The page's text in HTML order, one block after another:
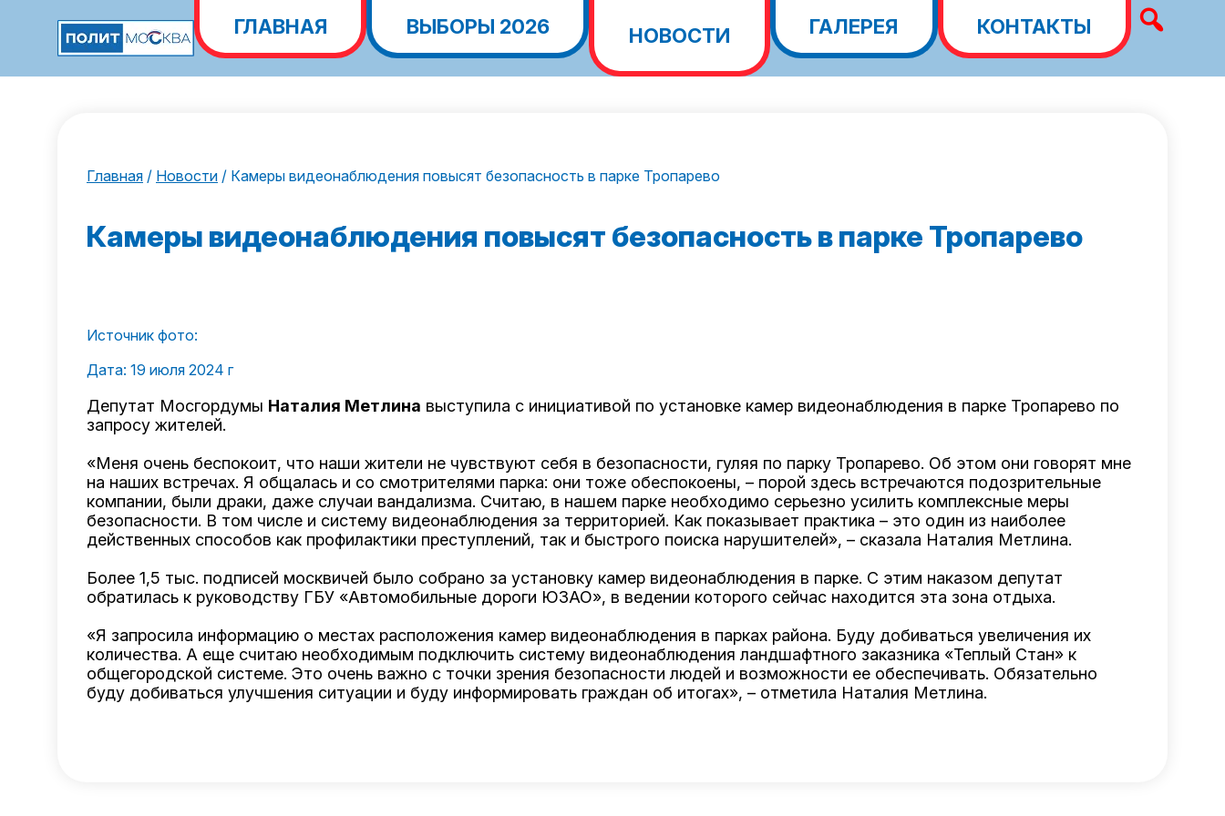
ГЛАВНАЯ ВЫБОРЫ 2026 НОВОСТИ ГАЛЕРЕЯ КОНТАКТЫ
Главная / Новости / Камеры видеонаблюдения повысят безопасность в парке Тропарево
Камеры видеонаблюдения повысят безопасность в парке Тропарево
Источник фото:
Дата: 19 июля 2024 г
Депутат Мосгордумы Наталия Метлина выступила с инициативой по установке камер видеонаблюдения в парке Тропарево по
запросу жителей.
«Меня очень беспокоит, что наши жители не чувствуют себя в безопасности, гуляя по парку Тропарево. Об этом они говорят мне
на наших встречах. Я общалась и со смотрителями парка: они тоже обеспокоены, – порой здесь встречаются подозрительные
компании, были драки, даже случаи вандализма. Считаю, в нашем парке необходимо серьезно усилить комплексные меры
безопасности. В том числе и систему видеонаблюдения за территорией. Как показывает практика – это один из наиболее
действенных способов как профилактики преступлений, так и быстрого поиска нарушителей», – сказала Наталия Метлина.
Более 1,5 тыс. подписей москвичей было собрано за установку камер видеонаблюдения в парке. С этим наказом депутат
обратилась к руководству ГБУ «Автомобильные дороги ЮЗАО», в ведении которого сейчас находится эта зона отдыха.
«Я запросила информацию о местах расположения камер видеонаблюдения в парках района. Буду добиваться увеличения их
количества. А еще считаю необходимым подключить систему видеонаблюдения ландшафтного заказника «Теплый Стан» к
общегородской системе. Это очень важно с точки зрения безопасности людей и возможности ее обеспечивать. Обязательно
буду добиваться улучшения ситуации и буду информировать граждан об итогах», – отметила Наталия Метлина.